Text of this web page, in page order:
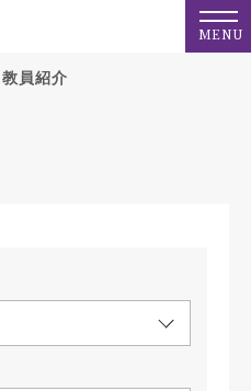
MENU
教員紹介